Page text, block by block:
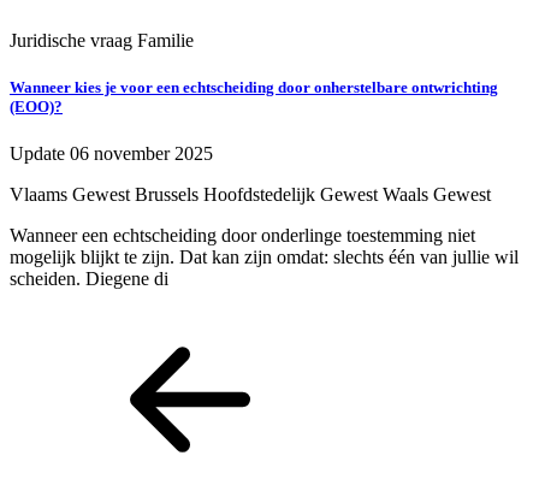
Juridische vraag Familie
Wanneer kies je voor een echtscheiding door onherstelbare ontwrichting
(EOO)?
Update 06 november 2025
Vlaams Gewest Brussels Hoofdstedelijk Gewest Waals Gewest
Wanneer een echtscheiding door onderlinge toestemming niet
mogelijk blijkt te zijn. Dat kan zijn omdat: slechts één van jullie wil
scheiden. Diegene di